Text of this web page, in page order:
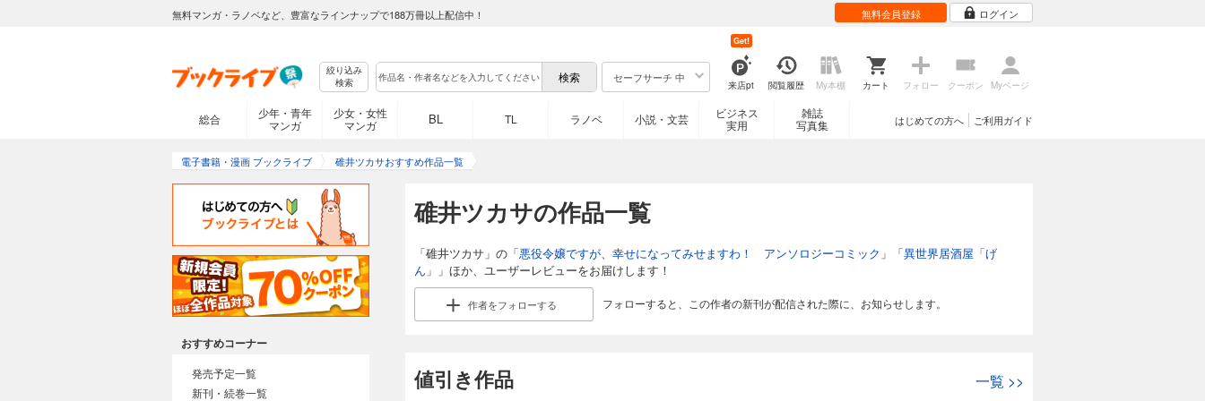
無料マンガ・ラノベなど、豊富なラインナップで188万冊以上配信中！ 無料会員登録 ログイン
絞り込み
検索
セーフサーチ 中
来店pt
Get!
閲覧履歴 My本棚 カート フォロー クーポン Myページ
総合
少年・青年
マンガ
少女・女性
マンガ
BL TL ラノベ 小説・文芸
ビジネス
実用
雑誌
写真集
ご利用ガイド
はじめての方へ
電子書籍・漫画 ブックライブ 碓井ツカサおすすめ作品一覧
碓井ツカサの作品一覧
「碓井ツカサ」の「悪役令嬢ですが、幸せになってみせますわ！ アンソロジーコミック 」「異世界居酒屋「げ
ん」 」ほか、ユーザーレビューをお届けします！
作者をフォローする フォローすると、この作者の新刊が配信された際に、お知らせします。
値引き作品 一覧 >>
おすすめコーナー
発売予定一覧
新刊・続巻一覧